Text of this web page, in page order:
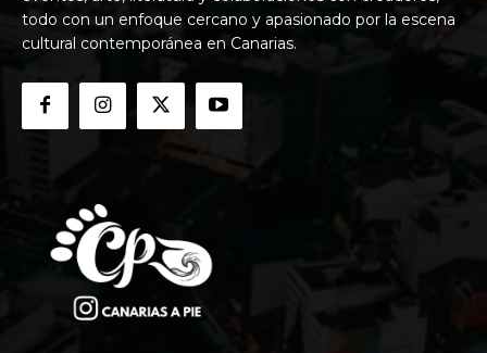
todo con un enfoque cercano y apasionado por la escena
cultural contemporánea en Canarias.